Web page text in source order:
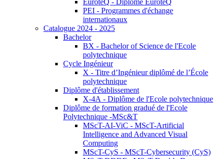
EuroteQ - Diplôme EuroteQ
PEI - Programmes d'échange
internationaux
Catalogue 2024 - 2025
Bachelor
BX - Bachelor of Science de l'Ecole
polytechnique
Cycle Ingénieur
X - Titre d’Ingénieur diplômé de l’École
polytechnique
Diplôme d'établissement
X-4A - Diplôme de l'Ecole polytechnique
Diplôme de formation gradué de l'Ecole
Polytechnique -MSc&T
MScT-AI-ViC - MScT-Artificial
Intelligence and Advanced Visual
Computing
MScT-CyS - MScT-Cybersecurity (CyS)